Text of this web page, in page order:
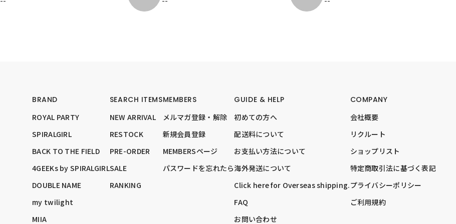
BRAND
ROYAL PARTY
SPIRALGIRL
BACK TO THE FIELD
4GEEKs by SPIRALGIRL
DOUBLE NAME
my twilight
MIIA
SEARCH ITEMS
NEW ARRIVAL
RESTOCK
PRE-ORDER
SALE
RANKING
MEMBERS
メルマガ登録・解除
新規会員登録
MEMBERSページ
パスワードを忘れたら
GUIDE & HELP
初めての方へ
配送料について
お支払い方法について
海外発送について
Click here for Overseas shipping.
FAQ
お問い合わせ
COMPANY
会社概要
リクルート
ショップリスト
特定商取引法に基づく表記
プライバシーポリシー
ご利用規約